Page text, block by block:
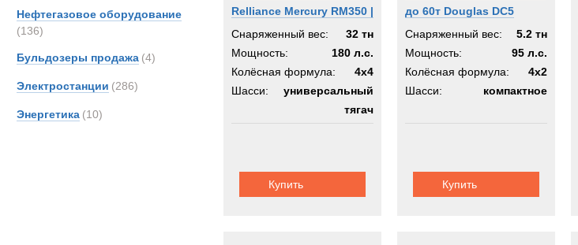
Нефтегазовое оборудование
(136)
Бульдозеры продажа (4)
Электростанции (286)
Энергетика (10)
Relliance Mercury RM350 |
Импорт из
Великобритании
Снаряженный вес:
32 тн
Мощность:
180 л.с.
Колёсная формула:
4x4
Шасси:
универсальный
тягач
Купить
до 60т Douglas DC5
Taskmaster
Снаряженный вес:
5.2 тн
Мощность:
95 л.с.
Колёсная формула:
4х2
Шасси:
компактное
Купить